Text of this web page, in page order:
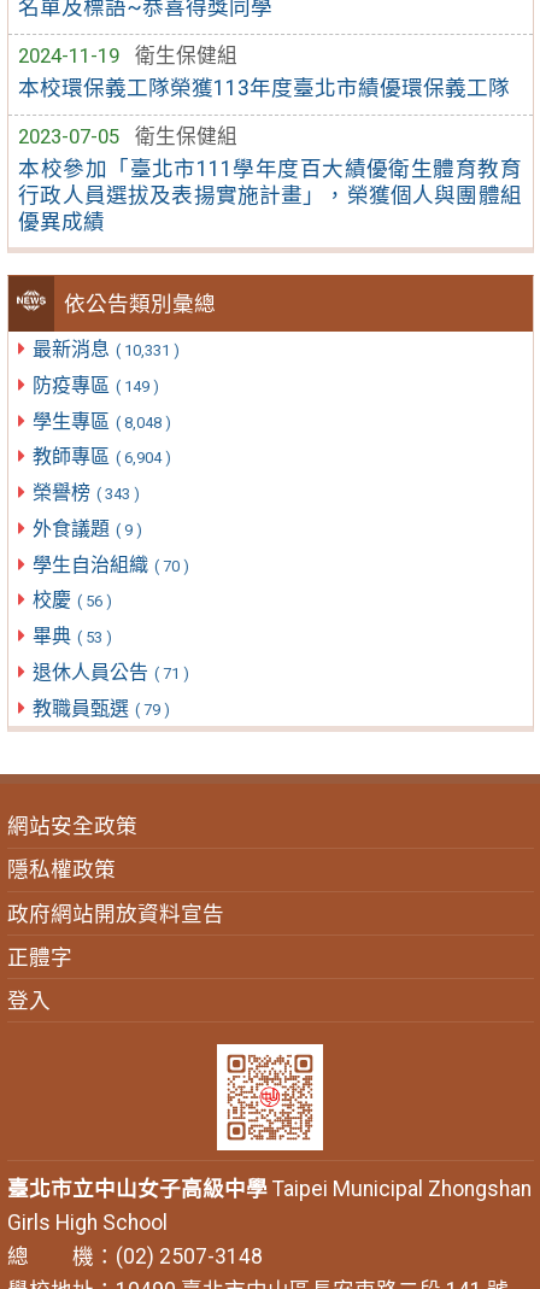
名單及標語~恭喜得獎同學
2024-11-19
衛生保健組
本校環保義工隊榮獲113年度臺北市績優環保義工隊
2023-07-05
衛生保健組
本校參加「臺北市111學年度百大績優衛生體育教育
行政人員選拔及表揚實施計畫」，榮獲個人與團體組
優異成績
依公告類別彙總
最新消息 ( 10,331 )
防疫專區 ( 149 )
學生專區 ( 8,048 )
教師專區 ( 6,904 )
榮譽榜 ( 343 )
外食議題 ( 9 )
學生自治組織 ( 70 )
校慶 ( 56 )
畢典 ( 53 )
退休人員公告 ( 71 )
教職員甄選 ( 79 )
網站安全政策
隱私權政策
政府網站開放資料宣告
正體字
登入
臺北市立中山女子高級中學Taipei Municipal Zhongshan
Girls High School
總 機：(02) 2507-3148